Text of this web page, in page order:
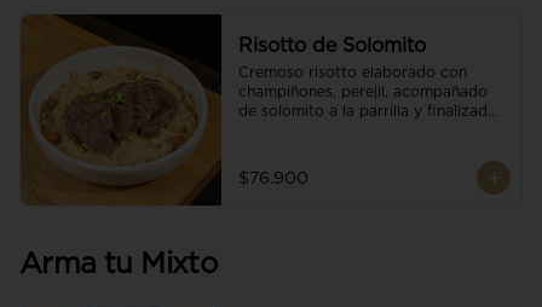
Risotto de Solomito
Cremoso risotto elaborado con
champiñones, perejil, acompañado
de solomito a la parrilla y finalizado
$76.900
Arma tu Mixto